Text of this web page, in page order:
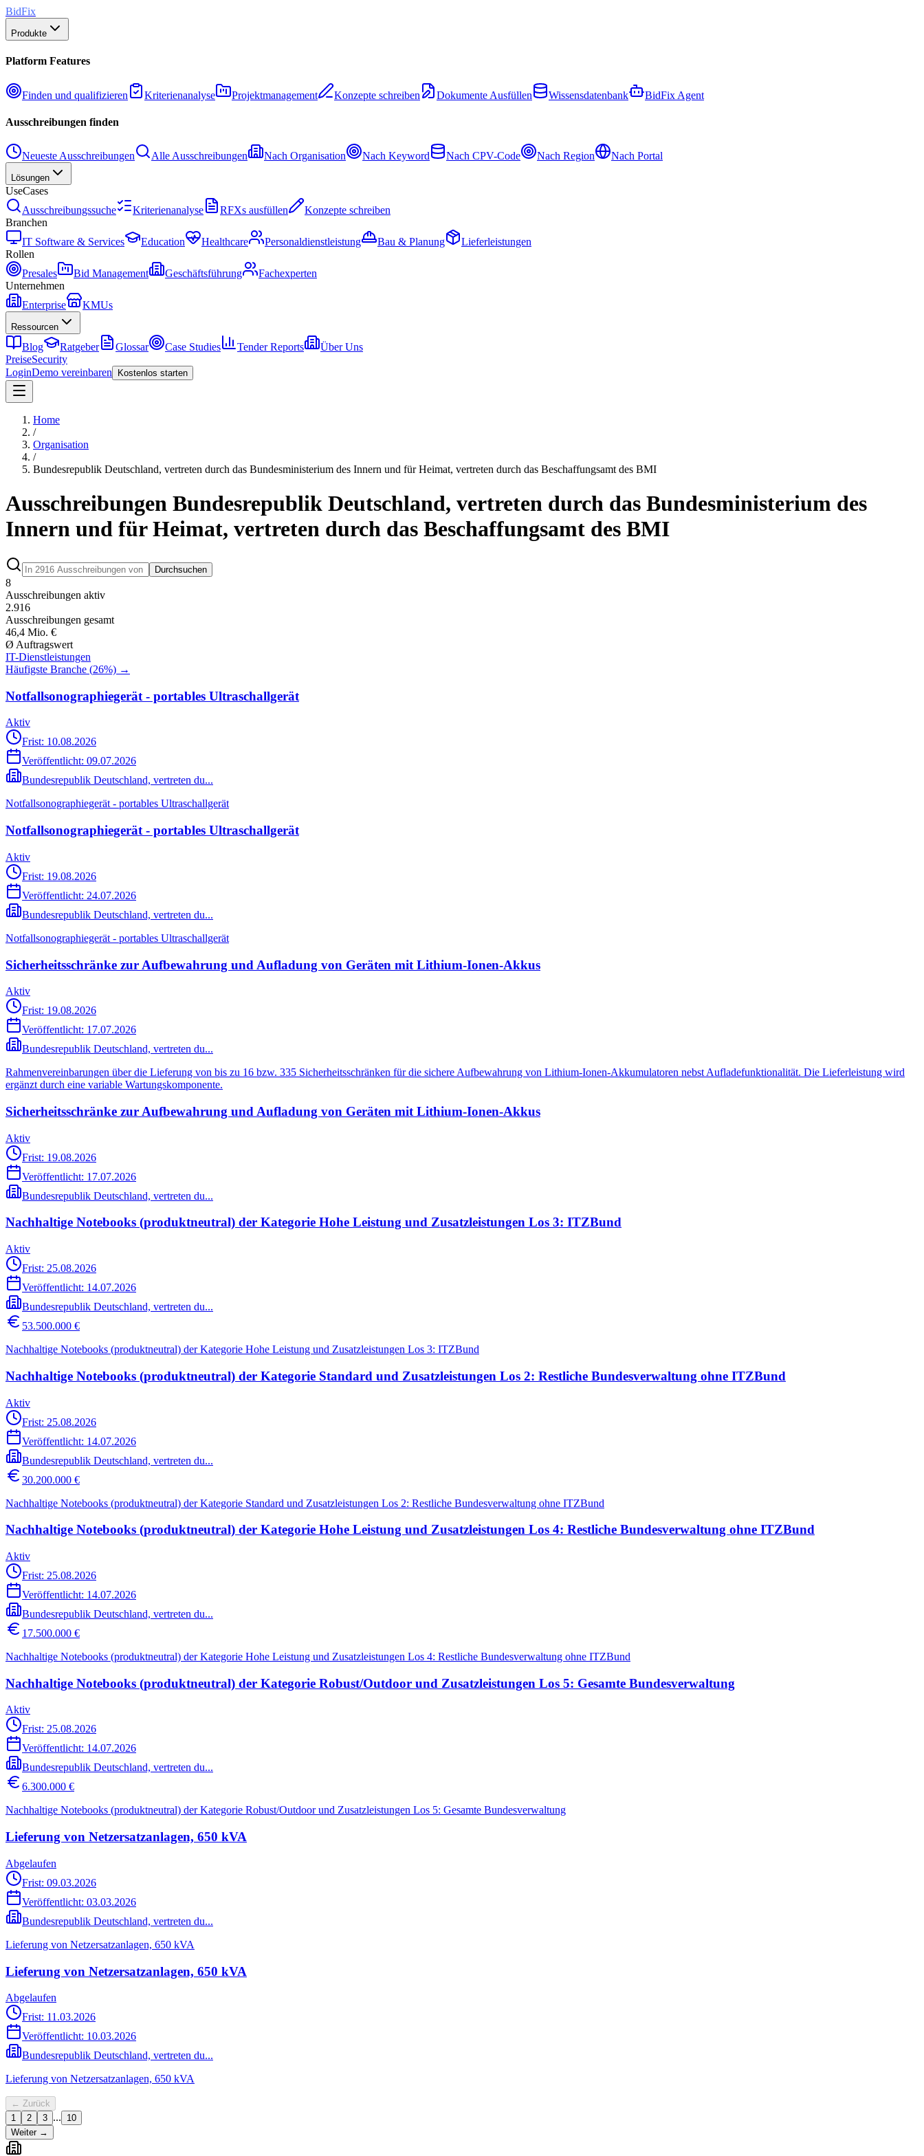
BidFix
Produkte
Platform Features
Finden und qualifizieren Kriterienanalyse Projektmanagement Konzepte schreiben Dokumente Ausfüllen Wissensdatenbank BidFix Agent
Ausschreibungen finden
Neueste Ausschreibungen Alle Ausschreibungen Nach Organisation Nach Keyword Nach CPV-Code Nach Region Nach Portal
Lösungen
UseCases
Ausschreibungssuche
Kriterienanalyse RFXs ausfüllen
Konzepte schreiben
Branchen
IT Software & Services
Education Healthcare Personaldienstleistung Bau & Planung
Lieferleistungen
Rollen
Presales
Bid Management Geschäftsführung
Fachexperten
Unternehmen
Enterprise
KMUs
Ressourcen
Blog Ratgeber Glossar Case Studies Tender Reports
Über Uns
PreiseSecurity
LoginDemo vereinbaren Kostenlos starten
Home
/
Organisation
/
Bundesrepublik Deutschland, vertreten durch das Bundesministerium des Innern und für Heimat, vertreten durch das Beschaffungsamt des BMI
Ausschreibungen Bundesrepublik Deutschland, vertreten durch das Bundesministerium des
Innern und für Heimat, vertreten durch das Beschaffungsamt des BMI
Durchsuchen
8
Ausschreibungen aktiv
2.916
Ausschreibungen gesamt
46,4 Mio. €
Ø Auftragswert
IT-Dienstleistungen
Häufigste Branche (26%) →
Notfallsonographiegerät - portables Ultraschallgerät
Aktiv
Frist: 10.08.2026
Veröffentlicht: 09.07.2026
Bundesrepublik Deutschland, vertreten du...
Notfallsonographiegerät - portables Ultraschallgerät
Notfallsonographiegerät - portables Ultraschallgerät
Aktiv
Frist: 19.08.2026
Veröffentlicht: 24.07.2026
Bundesrepublik Deutschland, vertreten du...
Notfallsonographiegerät - portables Ultraschallgerät
Sicherheitsschränke zur Aufbewahrung und Aufladung von Geräten mit Lithium-Ionen-Akkus
Aktiv
Frist: 19.08.2026
Veröffentlicht: 17.07.2026
Bundesrepublik Deutschland, vertreten du...
Rahmenvereinbarungen über die Lieferung von bis zu 16 bzw. 335 Sicherheitsschränken für die sichere Aufbewahrung von Lithium-Ionen-Akkumulatoren nebst Aufladefunktionalität. Die Lieferleistung wird
ergänzt durch eine variable Wartungskomponente.
Sicherheitsschränke zur Aufbewahrung und Aufladung von Geräten mit Lithium-Ionen-Akkus
Aktiv
Frist: 19.08.2026
Veröffentlicht: 17.07.2026
Bundesrepublik Deutschland, vertreten du...
Nachhaltige Notebooks (produktneutral) der Kategorie Hohe Leistung und Zusatzleistungen Los 3: ITZBund
Aktiv
Frist: 25.08.2026
Veröffentlicht: 14.07.2026
Bundesrepublik Deutschland, vertreten du...
53.500.000 €
Nachhaltige Notebooks (produktneutral) der Kategorie Hohe Leistung und Zusatzleistungen Los 3: ITZBund
Nachhaltige Notebooks (produktneutral) der Kategorie Standard und Zusatzleistungen Los 2: Restliche Bundesverwaltung ohne ITZBund
Aktiv
Frist: 25.08.2026
Veröffentlicht: 14.07.2026
Bundesrepublik Deutschland, vertreten du...
30.200.000 €
Nachhaltige Notebooks (produktneutral) der Kategorie Standard und Zusatzleistungen Los 2: Restliche Bundesverwaltung ohne ITZBund
Nachhaltige Notebooks (produktneutral) der Kategorie Hohe Leistung und Zusatzleistungen Los 4: Restliche Bundesverwaltung ohne ITZBund
Aktiv
Frist: 25.08.2026
Veröffentlicht: 14.07.2026
Bundesrepublik Deutschland, vertreten du...
17.500.000 €
Nachhaltige Notebooks (produktneutral) der Kategorie Hohe Leistung und Zusatzleistungen Los 4: Restliche Bundesverwaltung ohne ITZBund
Nachhaltige Notebooks (produktneutral) der Kategorie Robust/Outdoor und Zusatzleistungen Los 5: Gesamte Bundesverwaltung
Aktiv
Frist: 25.08.2026
Veröffentlicht: 14.07.2026
Bundesrepublik Deutschland, vertreten du...
6.300.000 €
Nachhaltige Notebooks (produktneutral) der Kategorie Robust/Outdoor und Zusatzleistungen Los 5: Gesamte Bundesverwaltung
Lieferung von Netzersatzanlagen, 650 kVA
Abgelaufen
Frist: 09.03.2026
Veröffentlicht: 03.03.2026
Bundesrepublik Deutschland, vertreten du...
Lieferung von Netzersatzanlagen, 650 kVA
Lieferung von Netzersatzanlagen, 650 kVA
Abgelaufen
Frist: 11.03.2026
Veröffentlicht: 10.03.2026
Bundesrepublik Deutschland, vertreten du...
Lieferung von Netzersatzanlagen, 650 kVA
← Zurück
1
2 3 ...
10
Weiter →